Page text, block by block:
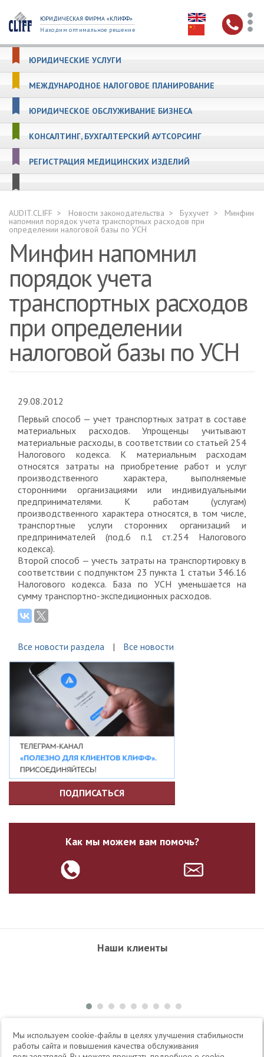
ЮРИДИЧЕСКАЯ ФИРМА «КЛИФФ»
Находим оптимальное решение
ЮРИДИЧЕСКИЕ УСЛУГИ
МЕЖДУНАРОДНОЕ НАЛОГОВОЕ ПЛАНИРОВАНИЕ
ЮРИДИЧЕСКОЕ ОБСЛУЖИВАНИЕ БИЗНЕСА
КОНСАЛТИНГ, БУХГАЛТЕРСКИЙ АУТСОРСИНГ
РЕГИСТРАЦИЯ МЕДИЦИНСКИХ ИЗДЕЛИЙ
AUDIT.CLIFF Новости законодательства Бухучет Минфин
напомнил порядок учета транспортных расходов при
определении налоговой базы по УСН
Минфин напомнил
порядок учета
транспортных расходов
при определении
налоговой базы по УСН
29.08.2012
Первый способ — учет транспортных затрат в составе
материальных расходов. Упрощенцы учитывают
материальные расходы, в соответствии со статьей 254
Налогового кодекса. К материальным расходам
относятся затраты на приобретение работ и услуг
производственного характера, выполняемые
сторонними организациями или индивидуальными
предпринимателями. К работам (услугам)
производственного характера относятся, в том числе,
транспортные услуги сторонних организаций и
предпринимателей (под.6 п.1 ст.254 Налогового
кодекса).
Второй способ — учесть затраты на транспортировку в
соответствии с подпунктом 23 пункта 1 статьи 346.16
Налогового кодекса. База по УСН уменьшается на
сумму транспортно-экспедиционных расходов.
Все новости раздела Все новости
ПОДПИСАТЬСЯ
Как мы можем вам помочь?
Наши клиенты
+7 495 504-34-61
Мы используем cookie-файлы в целях улучшения стабильности
работы сайта и повышения качества обслуживания